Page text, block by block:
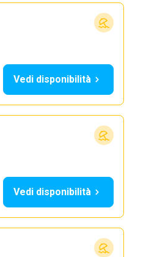
Vedi disponibilità
Vedi disponibilità